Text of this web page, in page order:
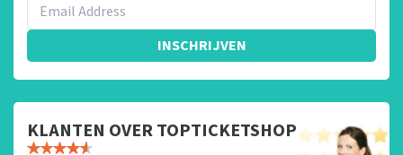
INSCHRIJVEN
KLANTEN OVER TOPTICKETSHOP